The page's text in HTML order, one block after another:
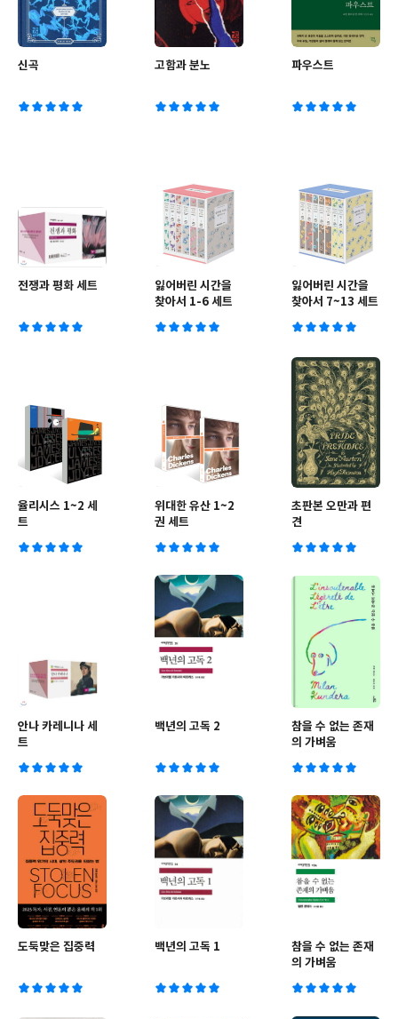
신곡 고함과 분노 파우스트
전쟁과 평화 세트
잃어버린 시간을
찾아서 1-6 세트
잃어버린 시간을
찾아서 7~13 세트
율리시스 1~2 세
트
위대한 유산 1~2
권 세트
초판본 오만과 편
견
안나 카레니나 세
트
백년의 고독 2
참을 수 없는 존재
의 가벼움
도둑맞은 집중력 백년의 고독 1
참을 수 없는 존재
의 가벼움